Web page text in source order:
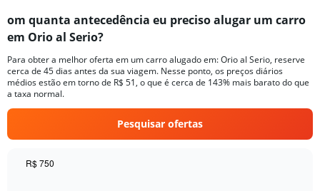
om quanta antecedência eu preciso alugar um carro
em Orio al Serio?
Para obter a melhor oferta em um carro alugado em: Orio al Serio, reserve
cerca de 45 dias antes da sua viagem. Nesse ponto, os preços diários
médios estão em torno de R$ 51, o que é cerca de 143% mais barato do que
a taxa normal.
Pesquisar ofertas
R$ 750